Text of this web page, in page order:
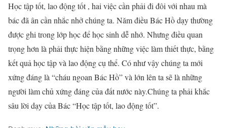
Học tập tốt, lao động tốt , hai việc cần phải đi đôi với nhau mà
bác đã ân cần nhắc nhở chúng ta. Năm điều Bác Hồ dạy thường
được ghi trong lớp học để học sinh dễ nhớ. Nhưng điều quan
trọng hơn là phải thực hiện bằng những việc làm thiết thực, bằng
kết quả học tập và lao động cụ thể. Có như vậy chúng ta mới
xứng đáng là “cháu ngoan Bác Hồ” và lớn lên ta sẽ là những
người làm chủ xứng đáng của đất nước này.Chúng ta phải khắc
sâu lời dạy của Bác “Học tập tốt, lao động tốt”.